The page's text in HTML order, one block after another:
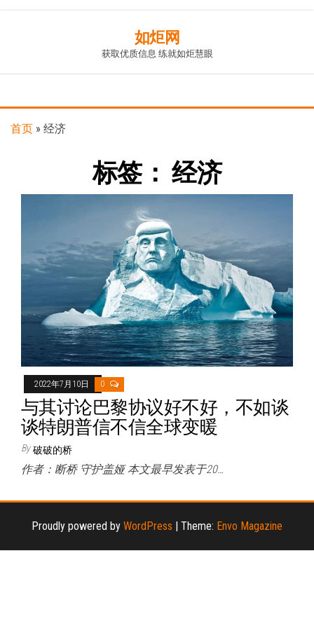
content
如炬网
获取优质信息 练就如炬慧眼
首页 » 经济
标签：经济
2022年7月10日 0
与其讨论巴黎协议好不好，不如谈
谈特朗普信不信全球变暖
By 破破的桥
作者：断桥 守护盖娅 本文最早发表于20…
Proudly powered by WordPress Theme: Envo Magazine